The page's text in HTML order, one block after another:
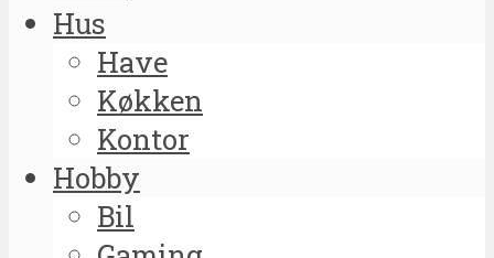
Hus
Have
Køkken
Kontor
Hobby
Bil